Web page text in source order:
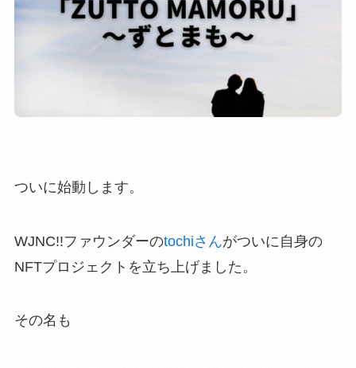
ついに始動します。
WJNC!!ファウンダーのtochiさんがついに自身の
NFTプロジェクトを立ち上げました。
その名も